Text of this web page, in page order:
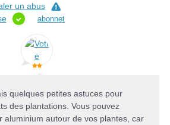
un abus
abonnet
quelques petites astuces pour
des plantations. Vous pouvez
aluminium autour de vos plantes, car